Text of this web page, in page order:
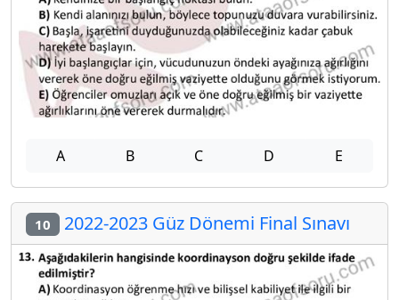
A B C D E
10 2022-2023 Güz Dönemi Final Sınavı